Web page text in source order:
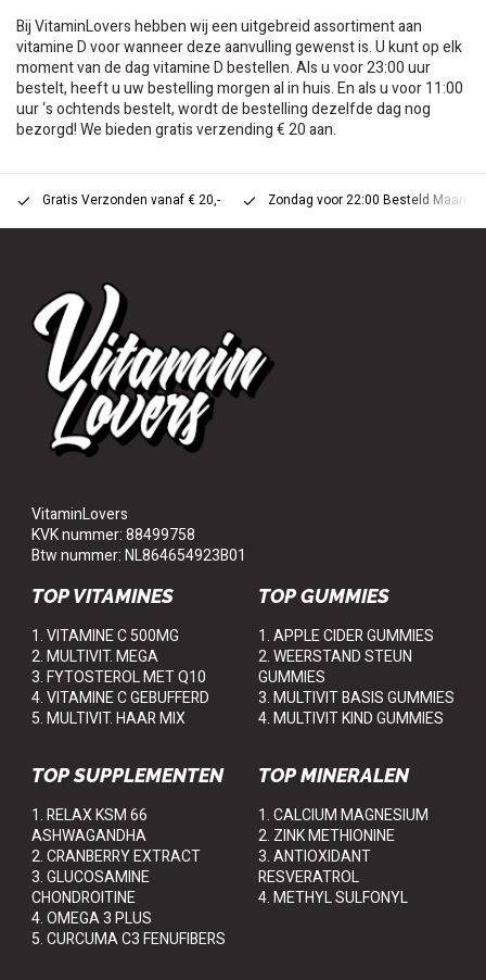
Bij VitaminLovers hebben wij een uitgebreid assortiment aan
vitamine D voor wanneer deze aanvulling gewenst is. U kunt op elk
moment van de dag vitamine D bestellen. Als u voor 23:00 uur
bestelt, heeft u uw bestelling morgen al in huis. En als u voor 11:00
uur ‘s ochtends bestelt, wordt de bestelling dezelfde dag nog
bezorgd! We bieden gratis verzending € 20 aan.
Gratis Verzonden vanaf € 20,- Zondag voor 22:00 Besteld
VitaminLovers
KVK nummer: 88499758
Btw nummer: NL864654923B01
TOP VITAMINES
1. VITAMINE C 500MG
2. MULTIVIT. MEGA
3. FYTOSTEROL MET Q10
4. VITAMINE C GEBUFFERD
5. MULTIVIT. HAAR MIX
TOP GUMMIES
1. APPLE CIDER GUMMIES
2. WEERSTAND STEUN
GUMMIES
3. MULTIVIT BASIS GUMMIES
4. MULTIVIT KIND GUMMIES
TOP SUPPLEMENTEN
1. RELAX KSM 66
ASHWAGANDHA
2. CRANBERRY EXTRACT
3. GLUCOSAMINE
CHONDROITINE
4. OMEGA 3 PLUS
5. CURCUMA C3 FENUFIBERS
TOP MINERALEN
1. CALCIUM MAGNESIUM
2. ZINK METHIONINE
3. ANTIOXIDANT
RESVERATROL
4. METHYL SULFONYL